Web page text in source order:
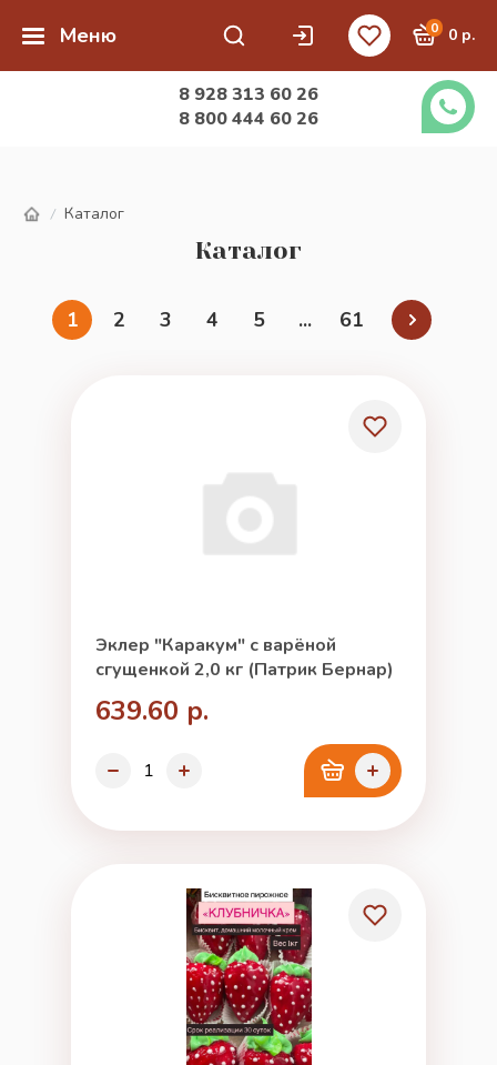
Меню 0 0 р.
8 928 313 60 26
8 800 444 60 26
/ Каталог
Каталог
1 2 3 4 5 ... 61
Эклер "Каракум" с варёной
сгущенкой 2,0 кг (Патрик Бернар)
639.60 р.